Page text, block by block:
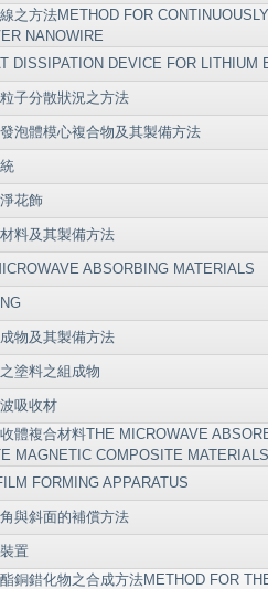
之方法METHOD FOR CONTINUOUSLY
NANOWIRE
DISSIPATION DEVICE FOR LITHIUM
子分散狀況之方法
泡體模心複合物及其製備方法
花飾
料及其製備方法
ABSORBING MATERIALS
物及其製備方法
塗料之組成物
吸收材
體複合材料THE MICROWAVE
MAGNETIC COMPOSITE MATERIALS
FORMING APPARATUS
與斜面的補償方法
置
銅錯化物之合成方法METHOD FOR